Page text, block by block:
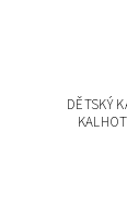
DĚTSKÝ